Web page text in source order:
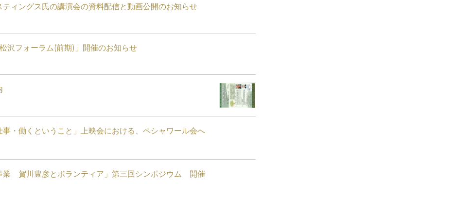
ィングス氏の講演会の資料配信と動画公開のお知らせ
沢フォーラム(前期)」開催のお知らせ
・働くということ」上映会における、ペシャワール会へ
業 賀川豊彦とボランティア」第三回シンポジウム 開催